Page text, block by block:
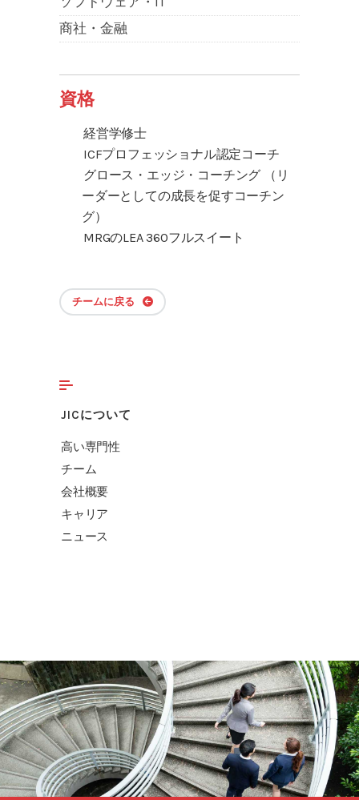
商社・金融
資格
経営学修士
ICFプロフェッショナル認定コーチ
グロース・エッジ・コーチング （リ
ーダーとしての成長を促すコーチン
グ）
MRGのLEA 360フルスイート
チームに戻る
JICについて
高い専門性
チーム
会社概要
キャリア
ニュース